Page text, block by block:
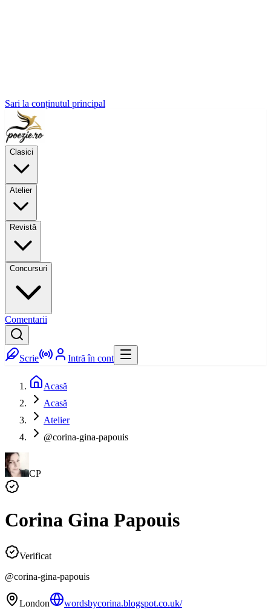
Sari la conținutul principal
Clasici
Atelier
Revistă
Concursuri
Comentarii
Scrie Intră în cont
Acasă
Acasă
Atelier
@corina-gina-papouis
CP
Corina Gina Papouis
Verificat
@corina-gina-papouis
London
wordsbycorina.blogspot.co.uk/